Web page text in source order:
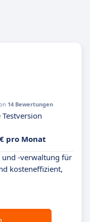
14 Bewertungen
pro Monat
und -verwaltung für
kosteneffizient,